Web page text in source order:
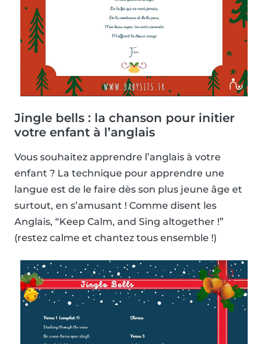
Jingle bells : la chanson pour initier
votre enfant à l’anglais
Vous souhaitez apprendre l’anglais à votre
enfant ? La technique pour apprendre une
langue est de le faire dès son plus jeune âge et
surtout, en s’amusant ! Comme disent les
Anglais, “Keep Calm, and Sing altogether !”
(restez calme et chantez tous ensemble !)